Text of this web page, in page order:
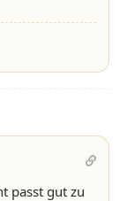
passt gut zu